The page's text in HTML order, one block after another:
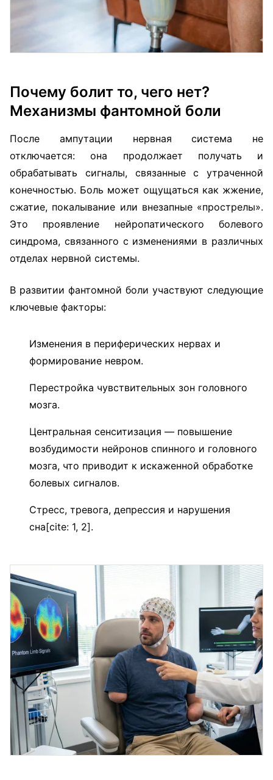
Почему болит то, чего нет?
Механизмы фантомной боли
После ампутации нервная система не
отключается: она продолжает получать и
обрабатывать сигналы, связанные с утраченной
конечностью. Боль может ощущаться как жжение,
сжатие, покалывание или внезапные «прострелы».
Это проявление нейропатического болевого
синдрома, связанного с изменениями в различных
отделах нервной системы.
В развитии фантомной боли участвуют следующие
ключевые факторы:
Изменения в периферических нервах и
формирование невром.
Перестройка чувствительных зон головного
мозга.
Центральная сенситизация — повышение
возбудимости нейронов спинного и головного
мозга, что приводит к искаженной обработке
болевых сигналов.
Стресс, тревога, депрессия и нарушения
сна[cite: 1, 2].